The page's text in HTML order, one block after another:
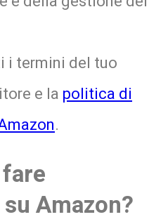
i termini del tuo
e la politica di
.
Amazon?